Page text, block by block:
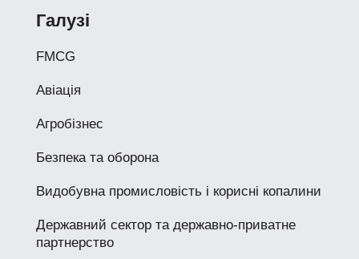
Галузі
FMCG
Авіація
Агробізнес
Безпека та оборона
Видобувна промисловість і корисні копалини
Державний сектор та державно-приватне
партнерство